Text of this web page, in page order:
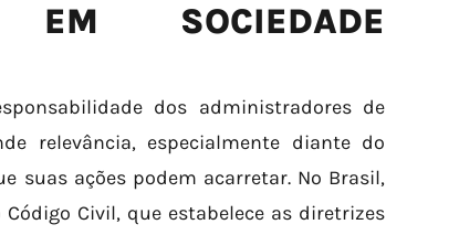
EM SOCIEDADE
dos administradores de
relevância, especialmente diante do
suas ações podem acarretar. No Brasil,
Civil, que estabelece as diretrizes